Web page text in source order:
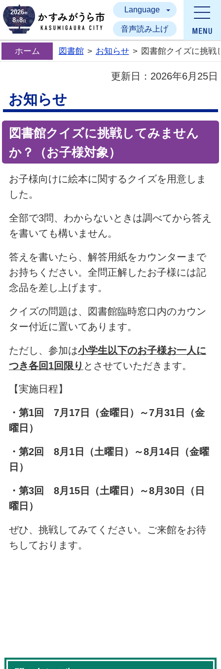
かすみがうら市
2026年
8月8日
Language
音声読み上げ
ホーム 図書館 > お知らせ > 図書館クイズに挑戦
更新日： 2026年6月25日
お知らせ
図書館クイズに挑戦してみません
か？（お子様対象）
お子様向けに絵本に関するクイズを用意しま
した。
全部で3問、わからないときは調べてから答え
を書いても構いません。
答えを書いたら、解答用紙をカウンターまで
お持ちください。全問正解したお子様には記
念品を差し上げます。
クイズの問題は、図書館臨時窓口内のカウン
ター付近に置いてあります。
ただし、参加は小学生以下のお子様お一人に
つき各回1回限り とさせていただきます。
【実施日程】
・第1回 7月17日（金曜日）～7月31日（金
曜日）
・第2回 8月1日（土曜日）～8月14日（金曜
日）
・第3回 8月15日（土曜日）～8月30日（日
曜日）
ぜひ、挑戦してみてください。ご来館をお待
ちしております。